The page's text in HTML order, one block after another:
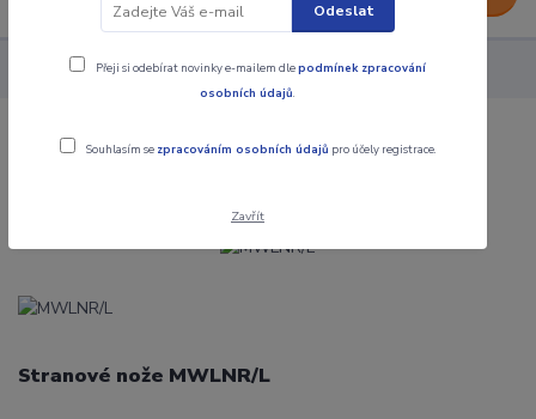
Nástroje - Kovoobrábění MWLNR/L
MWLNR/L
Stranové nože MWLNR/L
Odeslat
Přeji si odebírat novinky e-mailem dlepodmínek zpracování
osobních údajů.
Souhlasím se zpracováním osobních údajů pro účely registrace.
Zavřít